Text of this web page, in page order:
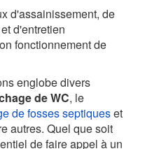
d'assainissement, de
d'entretien
fonctionnement de
englobe divers
de WC, le
de fosses septiqueset
autres. Quel que soit
de faire appel à un